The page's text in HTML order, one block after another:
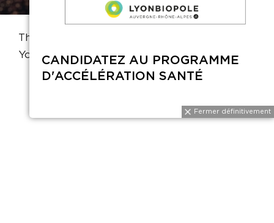
CANDIDATEZ AU PROGRAMME
D'ACCÉLÉRATION SANTÉ
Fermer définitivement
That profile is no public.
You can't view it.